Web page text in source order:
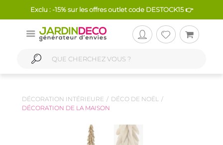
Exclu : -15% sur les offres outlet code DESTOCK15 👉
DÉCORATION INTÉRIEURE
DÉCO DE NOËL
DÉCORATION DE LA MAISON